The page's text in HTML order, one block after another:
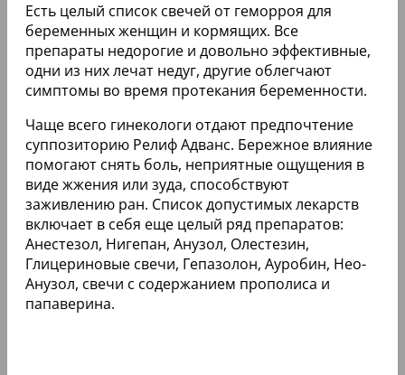
Есть целый список свечей от геморроя для
беременных женщин и кормящих. Все
препараты недорогие и довольно эффективные,
одни из них лечат недуг, другие облегчают
симптомы во время протекания беременности.
Чаще всего гинекологи отдают предпочтение
суппозиторию Релиф Адванс. Бережное влияние
помогают снять боль, неприятные ощущения в
виде жжения или зуда, способствуют
заживлению ран. Список допустимых лекарств
включает в себя еще целый ряд препаратов:
Анестезол, Нигепан, Анузол, Олестезин,
Глицериновые свечи, Гепазолон, Ауробин, Нео-
Анузол, свечи с содержанием прополиса и
папаверина.